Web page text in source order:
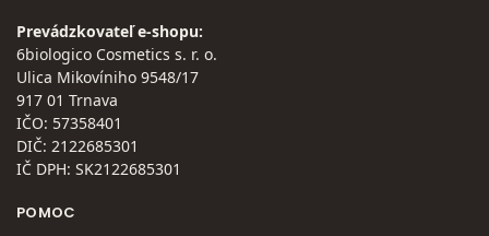
Prevádzkovateľ e-shopu:
6biologico Cosmetics s. r. o.
Ulica Mikovíniho 9548/17
917 01 Trnava
IČO: 57358401
DIČ: 2122685301
IČ DPH: SK2122685301
POMOC